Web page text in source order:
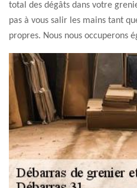
total des dégâts dans votre
pas à vous salir les mains tant
propres. Nous nous occuperons